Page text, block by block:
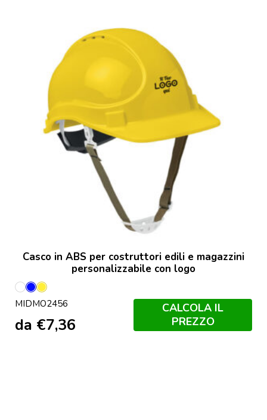
Casco in ABS per costruttori edili e magazzini
personalizzabile con logo
Bianco
Blu
Royal
Giallo
MIDMO2456
da €7,36
CALCOLA IL
PREZZO